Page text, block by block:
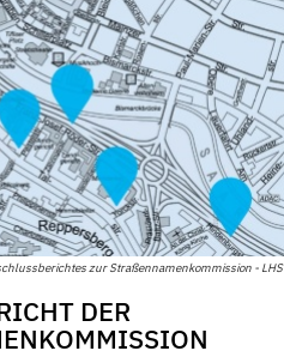
zur Straßennamenkommission - LHS
DER